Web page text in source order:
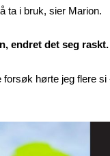
ta i bruk, sier Marion.
endret det seg raskt.
hørte jeg flere